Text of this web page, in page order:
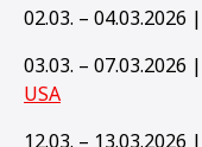
02.03. – 04.03.2026 |
03.03. – 07.03.2026 |
USA
12.03. – 13.03.2026 |